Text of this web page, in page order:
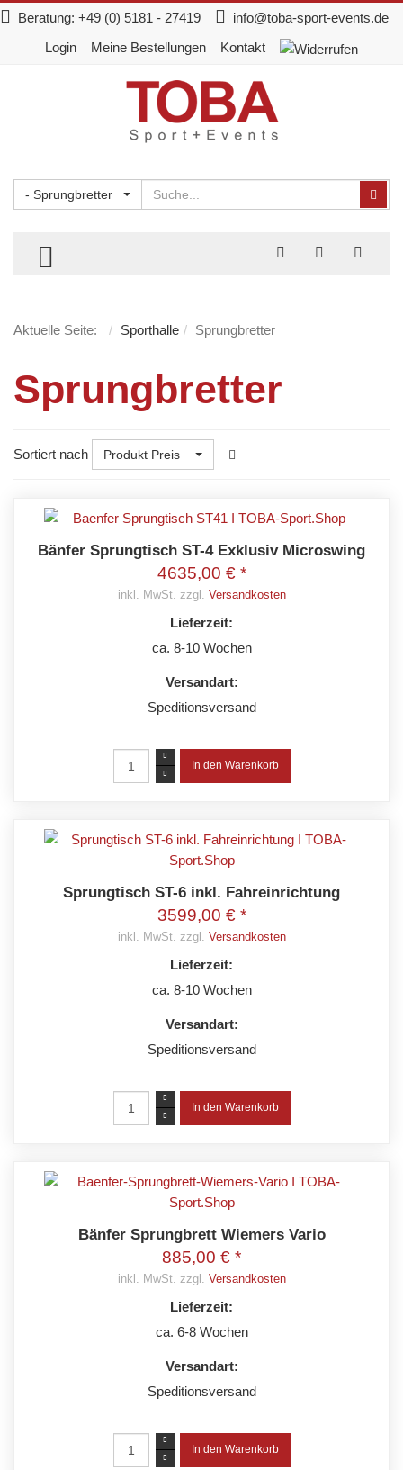
Beratung: +49 (0) 5181 - 27419
info@toba-sport-events.de
Login
Meine Bestellungen Kontakt
- Sprungbretter Suchen
TOGGLE MENU
Aktuelle Seite: Sporthalle Sprungbretter
Sprungbretter
Sortiert nach Produkt Preis
Bänfer Sprungtisch ST-4 Exklusiv Microswing
4635,00 € *
inkl. MwSt. zzgl. Versandkosten
Lieferzeit:
ca. 8-10 Wochen
Versandart:
Speditionsversand
Sprungtisch ST-6 inkl. Fahreinrichtung
3599,00 € *
inkl. MwSt. zzgl. Versandkosten
Lieferzeit:
ca. 8-10 Wochen
Versandart:
Speditionsversand
Bänfer Sprungbrett Wiemers Vario
885,00 € *
inkl. MwSt. zzgl. Versandkosten
Lieferzeit:
ca. 6-8 Wochen
Versandart:
Speditionsversand